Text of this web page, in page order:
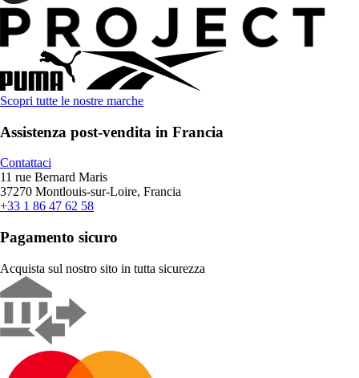
Scopri tutte le nostre marche
Assistenza post-vendita in Francia
Contattaci
11 rue Bernard Maris
37270 Montlouis-sur-Loire, Francia
+33 1 86 47 62 58
Pagamento sicuro
Acquista sul nostro sito in tutta sicurezza